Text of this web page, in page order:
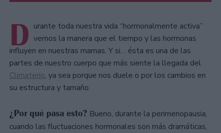
D urante toda nuestra vida “hormonalmente activa”
vemos la manera que el tiempo y las hormonas
influyen en nuestras mamas. Y si… ésta es una de las
partes de nuestro cuerpo que más siente la llegada del
Climaterio, ya sea porque nos duele o por los cambios en
su estructura y tamaño.
¿Por qué pasa esto? Bueno, durante la perimenopausia,
cuando las fluctuaciones hormonales son más dramáticas,